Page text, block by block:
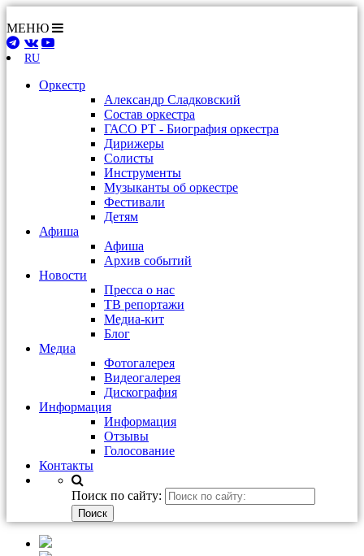
МЕНЮ
RU
Оркестр
Александр Сладковский
Состав оркестра
ГАСО РТ - Биография оркестра
Дирижеры
Солисты
Инструменты
Музыканты об оркестре
Фестивали
Детям
Афиша
Афиша
Архив событий
Новости
Пресса о нас
ТВ репортажи
Медиа-кит
Блог
Медиа
Фотогалерея
Видеогалерея
Дискография
Информация
Информация
Отзывы
Голосование
Контакты
Поиск по сайту: